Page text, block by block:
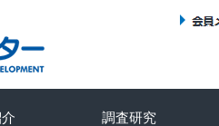
調査研究